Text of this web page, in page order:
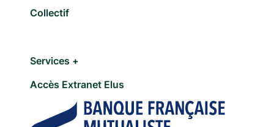
Collectif
Services +
Accès Extranet Elus